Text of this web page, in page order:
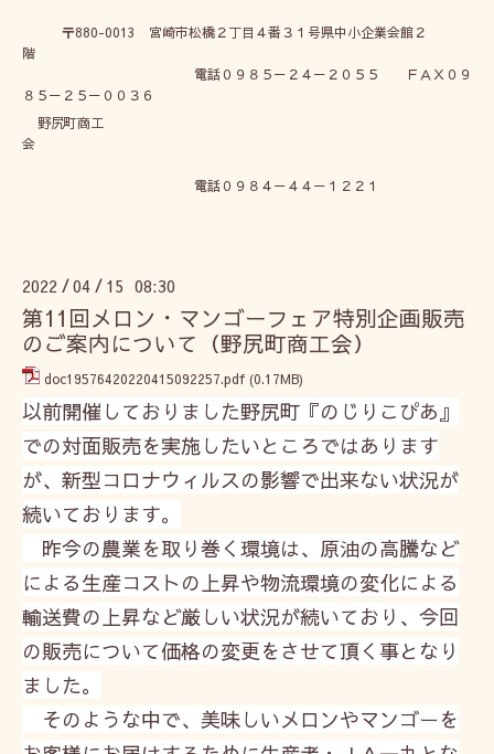
〒880-0013 宮崎市松橋２丁目４番３１号県中小企業会館２
階
電話０９８５－２４－２０５５ ＦＡＸ０９
８５－２５－００３６
野尻町商工
会
電話０９８４－４４－１２２１
2022 /04 / 15 08:30
第11回メロン・マンゴーフェア特別企画販売
のご案内について（野尻町商工会）
doc19576420220415092257.pdf (0.17MB)
以前開催しておりました野尻町『のじりこぴあ』
での対面販売を実施したいところではあります
が、新型コロナウィルスの影響で出来ない状況が
続いております。
昨今の農業を取り巻く環境は、原油の高騰など
による生産コストの上昇や物流環境の変化による
輸送費の上昇など厳しい状況が続いており、今回
の販売について価格の変更をさせて頂く事となり
ました。
そのような中で、 美味しいメロンやマンゴーを